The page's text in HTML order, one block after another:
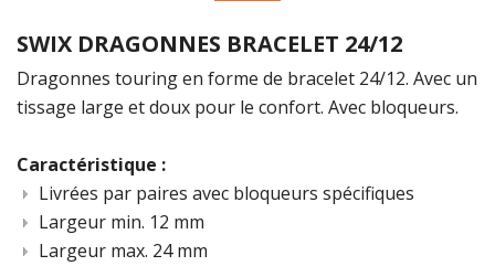
SWIX DRAGONNES BRACELET 24/12
Dragonnes touring en forme de bracelet 24/12. Avec un
tissage large et doux pour le confort. Avec bloqueurs.
Caractéristique :
Livrées par paires avec bloqueurs spécifiques
Largeur min. 12 mm
Largeur max. 24 mm